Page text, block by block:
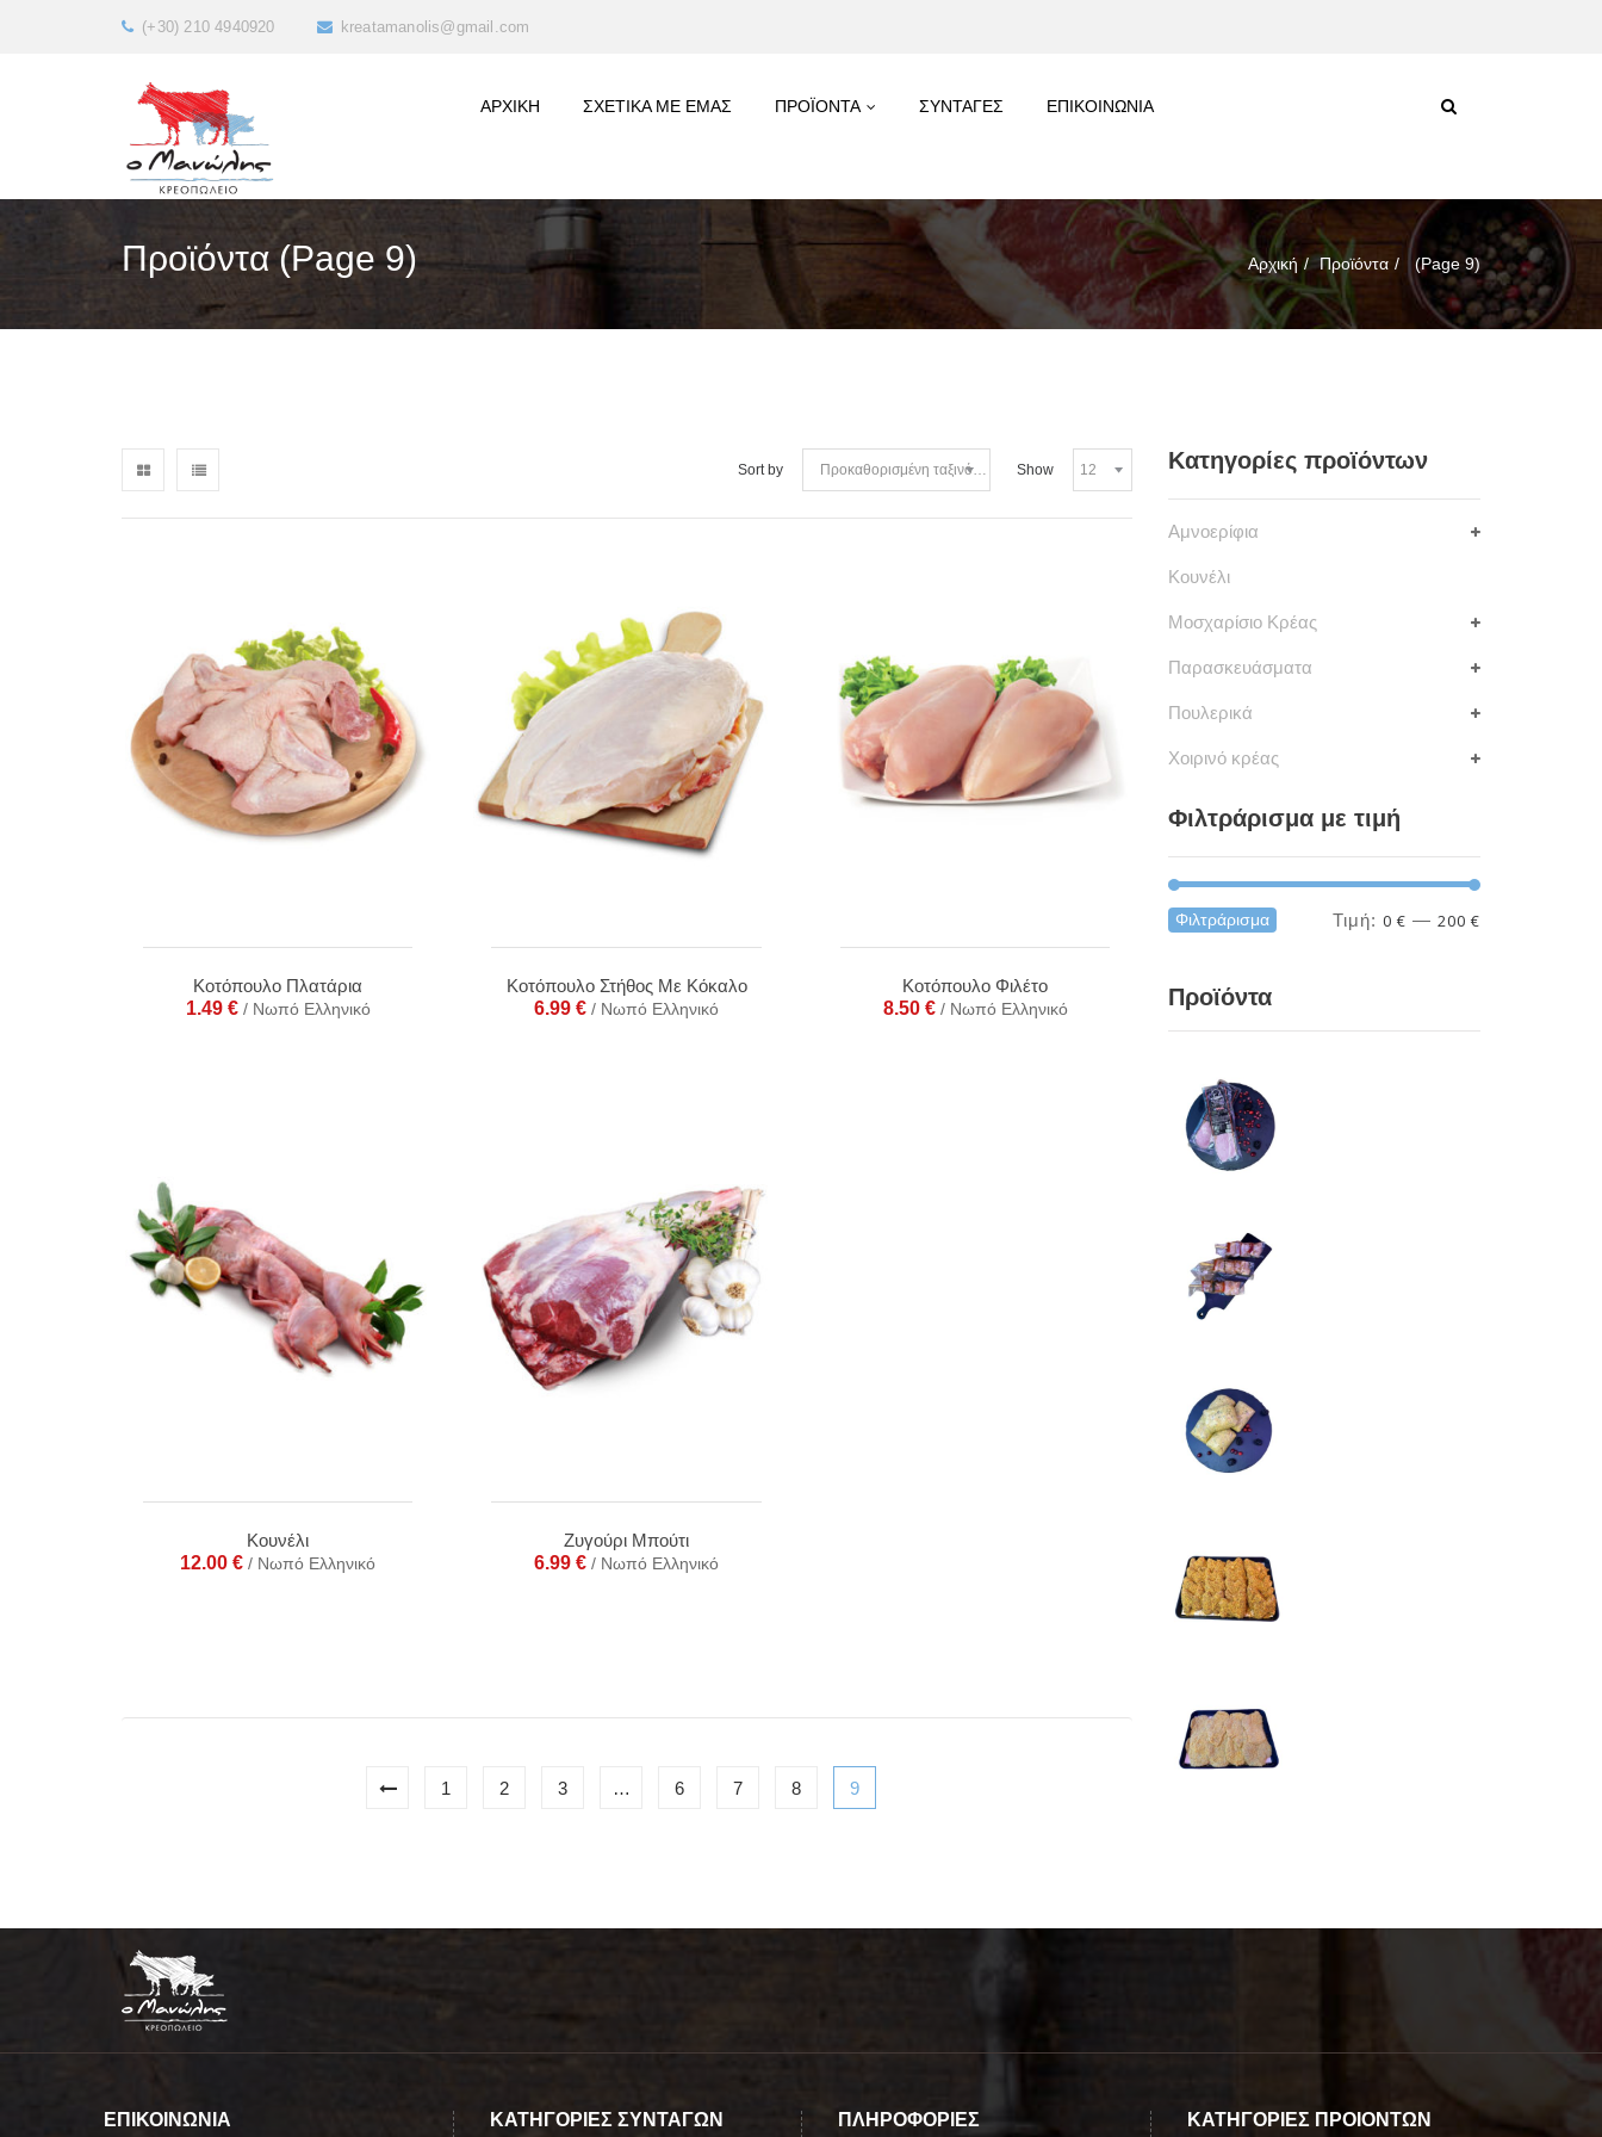
(+30) 210 4940920 kreatamanolis@gmail.com
ΑΡΧΙΚΗ ΣΧΕΤΙΚΑ ΜΕ ΕΜΑΣ ΠΡΟΪΟΝΤΑ ΣΥΝΤΑΓΕΣ ΕΠΙΚΟΙΝΩΝΙΑ
Προϊόντα (Page 9) Αρχική Προϊόντα (Page 9)
Sort by Show
Κοτόπουλο Πλατάρια
1.49 € / Νωπό Ελληνικό
Κοτόπουλο Στήθος Με Κόκαλο
6.99€ / Νωπό Ελληνικό
Κοτόπουλο Φιλέτο
8.50 € / Νωπό Ελληνικό
Κουνέλι
12.00€ / Νωπό Ελληνικό
Ζυγούρι Μπούτι
6.99€ / Νωπό Ελληνικό
1 2 3 … 6 7 8 9
Κατηγορίες προϊόντων
Αμνοερίφια
Κουνέλι
Μοσχαρίσιο Κρέας
Παρασκευάσματα
Πουλερικά
Χοιρινό κρέας
Φιλτράρισμα με τιμή
Ελάχιστη
Μέγιστη
Φιλτράρισμα Τιμή: 0 € — 200 €
Προϊόντα
ΕΠΙΚΟΙΝΩΝΙΑ ΚΑΤΗΓΟΡΙΕΣ ΣΥΝΤΑΓΩΝ ΠΛΗΡΟΦΟΡΙΕΣ ΚΑΤΗΓΟΡΙΕΣ ΠΡΟΪΟΝΤΩΝ